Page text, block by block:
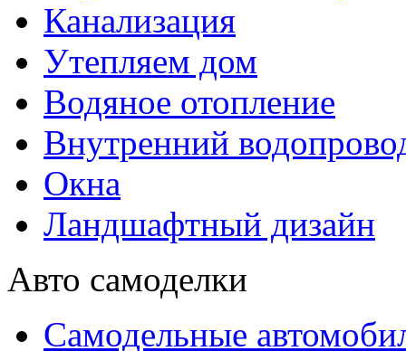
Канализация
Утепляем дом
Водяное отопление
Внутренний
Окна
Ландшафтный дизайн
Авто самоделки
Самодельные